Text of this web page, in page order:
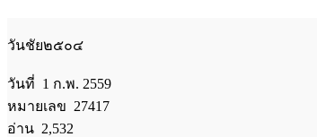
วันชัย๒๕๐๔
วันที่ 1 ก.พ. 2559
หมายเลข 27417
อ่าน 2,532